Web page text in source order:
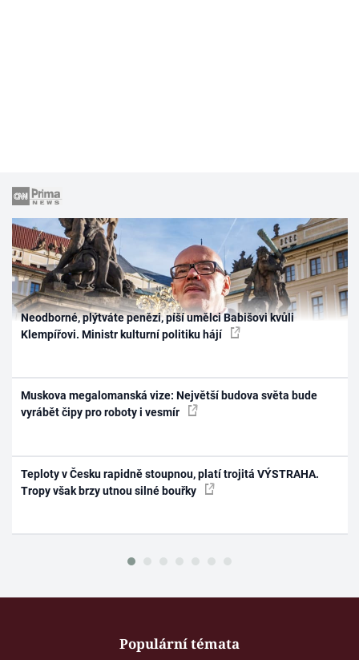
Neodborné, plýtváte penězi, píší umělci Babišovi kvůli
Klempířovi. Ministr kulturní politiku hájí
Muskova megalomanská vize: Největší budova světa bude
vyrábět čipy pro roboty i vesmír
Teploty v Česku rapidně stoupnou, platí trojitá VÝSTRAHA.
Tropy však brzy utnou silné bouřky
Populární témata